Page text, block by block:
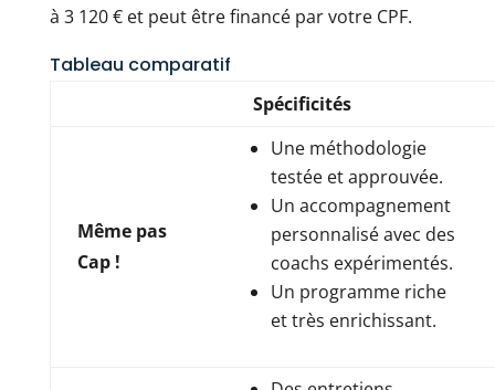
à 3 120 € et peut être financé par votre CPF.
Tableau comparatif
Spécificités
Même pas
Cap !
Une méthodologie
testée et approuvée.
Un accompagnement
personnalisé avec des
coachs expérimentés.
Un programme riche
et très enrichissant.